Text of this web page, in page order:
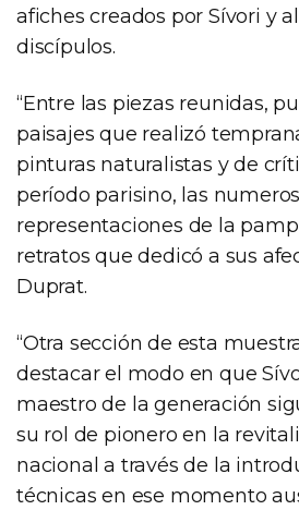
afiches creados por Sívori y
discípulos.
“Entre las piezas reunidas,
paisajes que realizó
pinturas naturalistas y de
período parisino, las
representaciones de la
retratos que dedicó a sus
Duprat.
“Otra sección de esta
destacar el modo en que
maestro de la generación
su rol de pionero en la
nacional a través de la
técnicas en ese momento